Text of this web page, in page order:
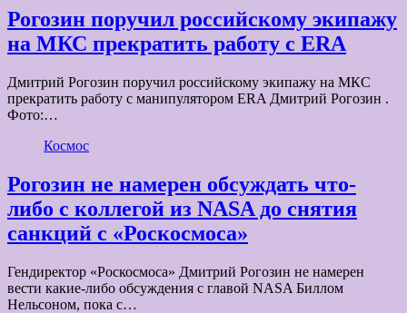
Рогозин поручил российскому экипажу
на МКС прекратить работу с ERA
Дмитрий Рогозин поручил российскому экипажу на МКС
прекратить работу с манипулятором ERA Дмитрий Рогозин .
Фото:…
Космос
Рогозин не намерен обсуждать что-
либо с коллегой из NASA до снятия
санкций с «Роскосмоса»
Гендиректор «Роскосмоса» Дмитрий Рогозин не намерен
вести какие-либо обсуждения с главой NASA Биллом
Нельсоном, пока с…